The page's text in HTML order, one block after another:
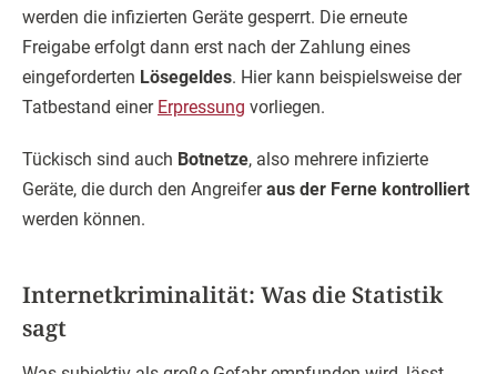
werden die infizierten Geräte gesperrt. Die erneute
Freigabe erfolgt dann erst nach der Zahlung eines
eingeforderten Lösegeldes. Hier kann beispielsweise der
Tatbestand einer Erpressung vorliegen.
Tückisch sind auch Botnetze, also mehrere infizierte
Geräte, die durch den Angreiferaus der Ferne kontrolliert
werden können.
Internetkriminalität: Was die Statistik
sagt